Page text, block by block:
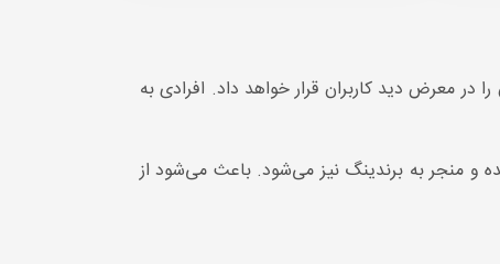
در
◀ تولید محتوا سئو شده ماهانه:
◀ تعداد کلمات کلیدی سئو شده در
در معرض دید کاربران قرار خواهد داد. افرادی به
و منجر به برندینگ نیز می‌شود. باعث می‌شود از